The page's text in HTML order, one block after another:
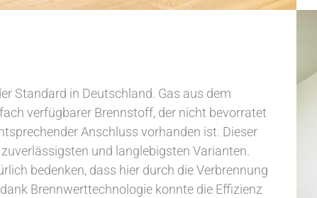
Standard in Deutschland. Gas aus dem
verfügbarer Brennstoff, der nicht bevorratet
Anschluss vorhanden ist. Dieser
und langlebigsten Varianten.
bedenken, dass hier durch die Verbrennung
Brennwerttechnologie konnte die Effizienz